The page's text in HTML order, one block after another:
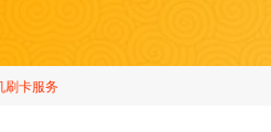
刷卡服务